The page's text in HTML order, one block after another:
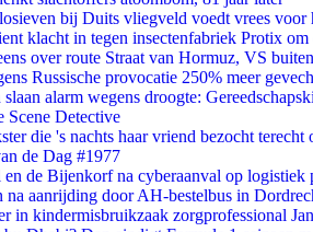
bij Duits vliegveld voedt vrees voor
klacht in tegen insectenfabriek Protix om
over route Straat van Hormuz, VS
Russische provocatie 250% meer
slaan alarm wegens droogte:
Scene Detective
die 's nachts haar vriend bezocht terecht
de Dag #1977
de Bijenkorf na cyberaanval op logistiek
na aanrijding door AH-bestelbus in
in kindermisbruikzaak zorgprofessional